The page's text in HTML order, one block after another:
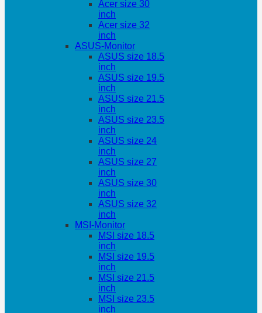
Acer size 30
inch
Acer size 32
inch
ASUS-Monitor
ASUS size 18.5
inch
ASUS size 19.5
inch
ASUS size 21.5
inch
ASUS size 23.5
inch
ASUS size 24
inch
ASUS size 27
inch
ASUS size 30
inch
ASUS size 32
inch
MSI-Monitor
MSI size 18.5
inch
MSI size 19.5
inch
MSI size 21.5
inch
MSI size 23.5
inch